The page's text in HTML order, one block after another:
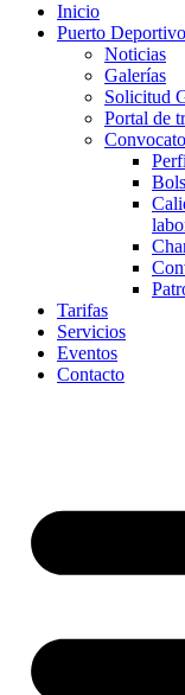
Inicio
Puerto Deportivo
Noticias
Galerías
Solicitud
Portal de
Tarifas
Servicios
Eventos
Contacto